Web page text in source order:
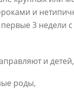
и
3 недели
и
роды,